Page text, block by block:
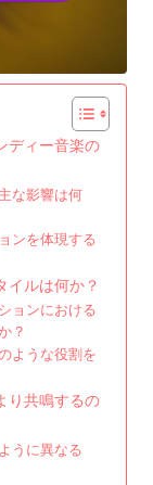
ディー音楽の
な影響は何
ンを体現する
イルは何か？
ョンにおける
？
ような役割を
り共鳴するの
うに異なる